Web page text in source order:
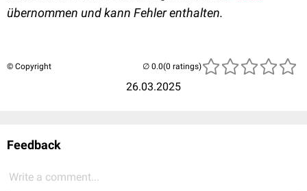
übernommen und kann Fehler enthalten.
© Copyright
26.03.2025
(0 ratings)
Feedback
Write a comment...